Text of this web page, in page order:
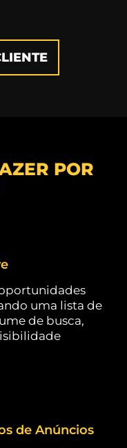
POR
uma lista de
de busca,
de Anúncios